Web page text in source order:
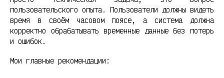
пользовательского опыта. Пользователи должны видеть
время в своём часовом поясе, а система должна
корректно обрабатывать временные данные без потерь
и ошибок.
Мои главные рекомендации: